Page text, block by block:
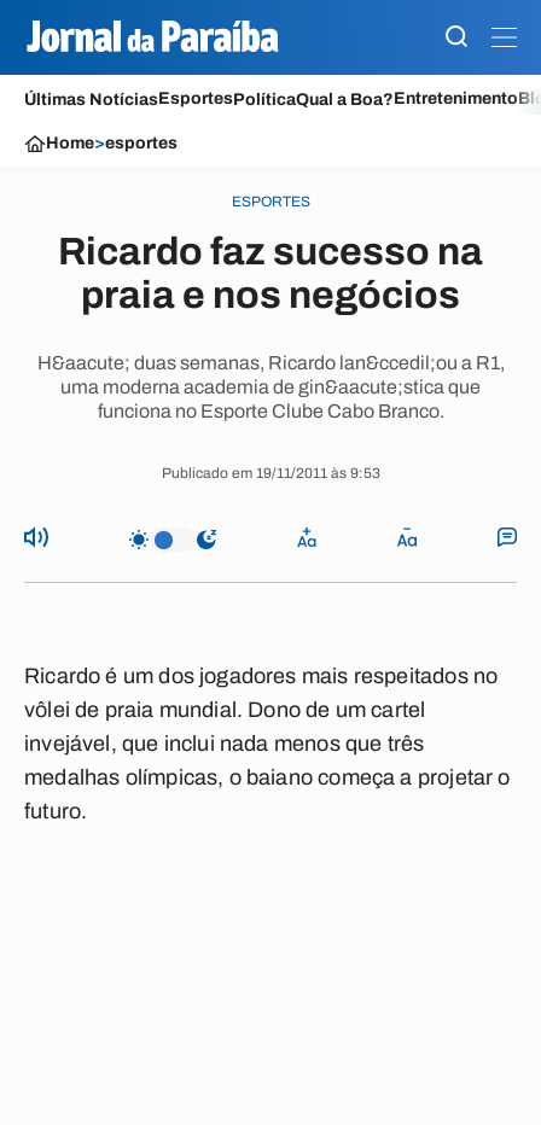
Últimas NotíciasEsportesPolíticaQual a Boa?Entretenimento
Home>esportes
ESPORTES
Ricardo faz sucesso na
praia e nos negócios
H&aacute; duas semanas, Ricardo lan&ccedil;ou a R1,
uma moderna academia de gin&aacute;stica que
funciona no Esporte Clube Cabo Branco.
Publicado em 19/11/2011 às 9:53
Ricardo é um dos jogadores mais respeitados no
vôlei de praia mundial. Dono de um cartel
invejável, que inclui nada menos que três
medalhas olímpicas, o baiano começa a projetar o
futuro.